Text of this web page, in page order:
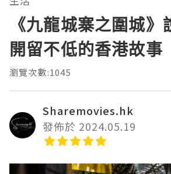
《九龍城寨之圍城
開留不低的香港故事
瀏覽次數:1045
Sharemovies.hk
發佈於 2024.05.19